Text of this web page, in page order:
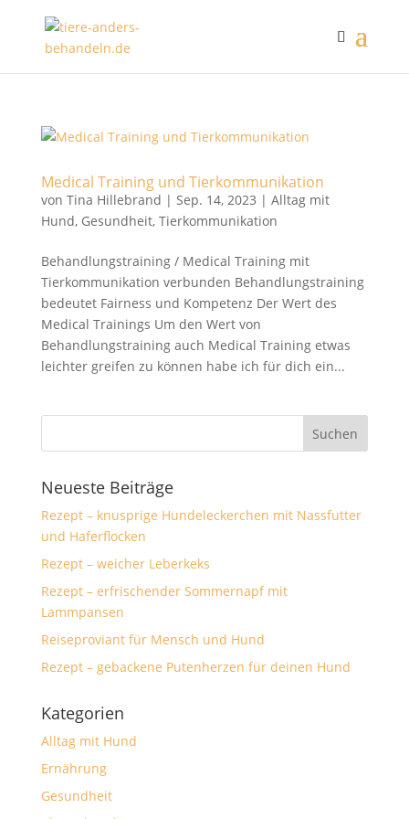
Medical Training und Tierkommunikation
von Tina Hillebrand | Sep. 14, 2023 | Alltag mit
Hund, Gesundheit, Tierkommunikation
Behandlungstraining / Medical Training mit
Tierkommunikation verbunden Behandlungstraining
bedeutet Fairness und Kompetenz Der Wert des
Medical Trainings Um den Wert von
Behandlungstraining auch Medical Training etwas
leichter greifen zu können habe ich für dich ein...
Neueste Beiträge
Rezept – knusprige Hundeleckerchen mit Nassfutter
und Haferflocken
Rezept – weicher Leberkeks
Rezept – erfrischender Sommernapf mit
Lammpansen
Reiseproviant für Mensch und Hund
Rezept – gebackene Putenherzen für deinen Hund
Kategorien
Alltag mit Hund
Ernährung
Gesundheit